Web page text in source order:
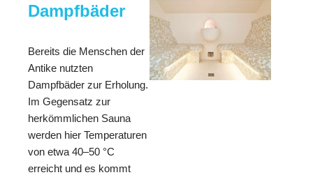
Dampfbäder
Bereits die Menschen der
Antike nutzten
Dampfbäder zur Erholung.
Im Gegensatz zur
herkömmlichen Sauna
werden hier Temperaturen
von etwa 40–50 °C
erreicht und es kommt